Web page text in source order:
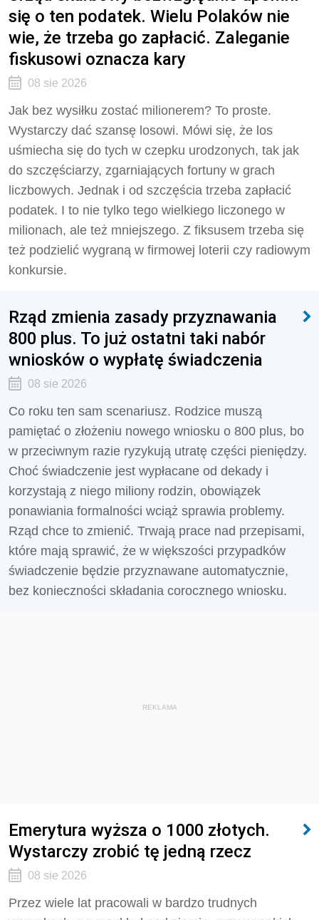
się o ten podatek. Wielu Polaków nie
wie, że trzeba go zapłacić. Zaleganie
fiskusowi oznacza kary
08 sie 2026
Jak bez wysiłku zostać milionerem? To proste.
Wystarczy dać szansę losowi. Mówi się, że los
uśmiecha się do tych w czepku urodzonych, tak jak
do szczęściarzy, zgarniających fortuny w grach
liczbowych. Jednak i od szczęścia trzeba zapłacić
podatek. I to nie tylko tego wielkiego liczonego w
milionach, ale też mniejszego. Z fiksusem trzeba się
też podzielić wygraną w firmowej loterii czy radiowym
konkursie.
Rząd zmienia zasady przyznawania
800 plus. To już ostatni taki nabór
wniosków o wypłatę świadczenia
08 sie 2026
Co roku ten sam scenariusz. Rodzice muszą
pamiętać o złożeniu nowego wniosku o 800 plus, bo
w przeciwnym razie ryzykują utratę części pieniędzy.
Choć świadczenie jest wypłacane od dekady i
korzystają z niego miliony rodzin, obowiązek
ponawiania formalności wciąż sprawia problemy.
Rząd chce to zmienić. Trwają prace nad przepisami,
które mają sprawić, że w większości przypadków
świadczenie będzie przyznawane automatycznie,
bez konieczności składania corocznego wniosku.
REKLAMA
Emerytura wyższa o 1000 złotych.
Wystarczy zrobić tę jedną rzecz
08 sie 2026
Przez wiele lat pracowali w bardzo trudnych